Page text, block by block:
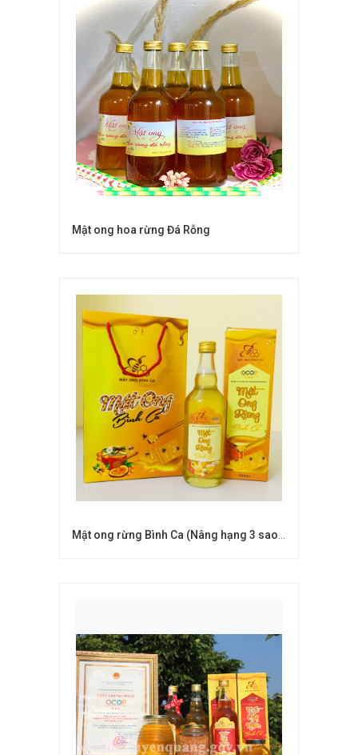
Mật ong hoa rừng Đá Rỗng
Mật ong rừng Bình Ca (Nâng hạng 3 sao - 4 sao)